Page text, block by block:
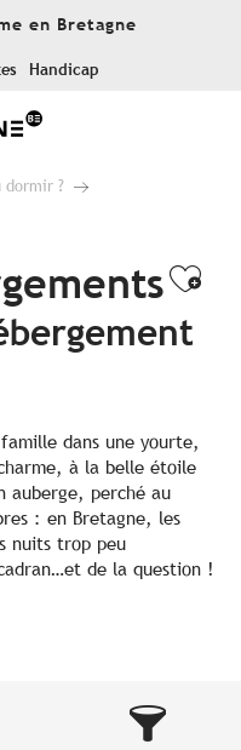
en Bretagne
Handicap
dormir ?
dans une yourte,
à la belle étoile
auberge, perché au
: en Bretagne, les
nuits trop peu
de la question !